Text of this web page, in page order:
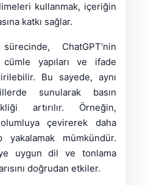
kullanmak, içeriğin
katkı sağlar.
ChatGPT’nin
yapıları ve ifade
Bu sayede, aynı
sunularak basın
artırılır. Örneğin,
çevirerek daha
mümkündür.
uygun dil ve tonlama
doğrudan etkiler.